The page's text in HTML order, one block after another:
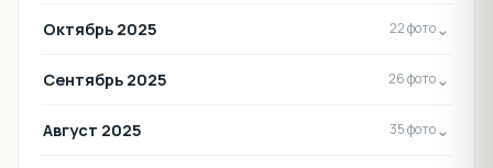
Октябрь 2025 22 фото⌄
Сентябрь 2025 26 фото⌄
Август 2025 35 фото⌄